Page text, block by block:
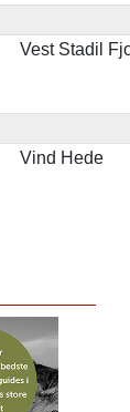
Vest Stadil
Vind Hede